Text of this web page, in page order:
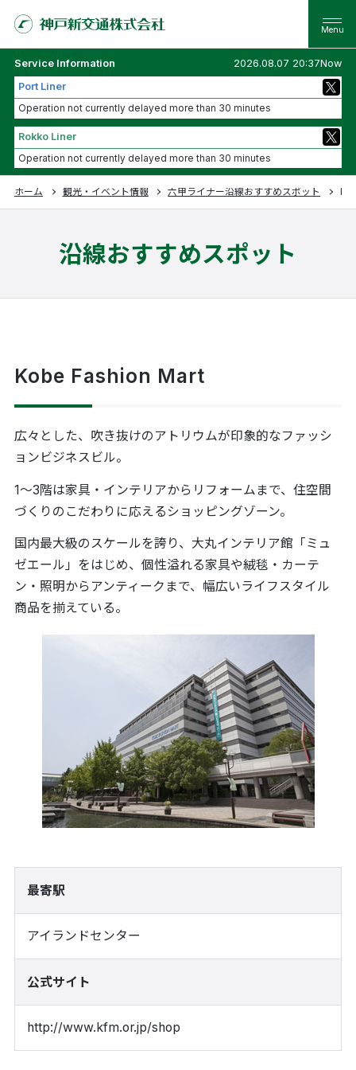
Service Information
2026.08.07 20:37Now
Port Liner
Operation not currently delayed more than 30 minutes
Rokko Liner
Operation not currently delayed more than 30 minutes
ホーム 観光・イベント情報 六甲ライナー沿線おすすめスポット
沿線おすすめスポット
Kobe Fashion Mart
広々とした、吹き抜けのアトリウムが印象的なファッシ
ョンビジネスビル。
1～3階は家具・インテリアからリフォームまで、住空間
づくりのこだわりに応えるショッピングゾーン。
国内最大級のスケールを誇り、大丸インテリア館「ミュ
ゼエール」をはじめ、個性溢れる家具や絨毯・カーテ
ン・照明からアンティークまで、幅広いライフスタイル
商品を揃えている。
最寄駅
アイランドセンター
公式サイト
http://www.kfm.or.jp/shop